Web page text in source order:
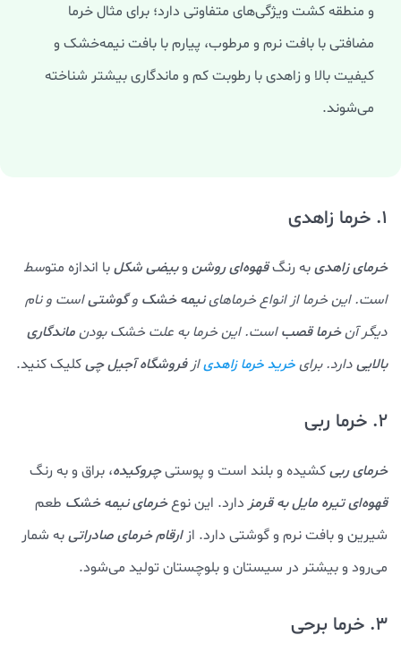
و منطقه کشت ویژگی‌های متفاوتی دارد؛ برای مثال خرما
مضافتی با بافت نرم و مرطوب، پیارم با بافت نیمه‌خشک و
کیفیت بالا و زاهدی با رطوبت کم و ماندگاری بیشتر شناخته
می‌شوند.
1. خرما زاهدی
خرمای زاهدیبه رنگقهوه‌ای روشن وبیضی شکلبا اندازه متوسط
است. این خرما از انواع خرماهاینیمه خشک وگوشتیاست و نام
دیگر آنخرما قصباست. این خرما به علت خشک بودنماندگاری
بالاییدارد. برایخرید خرما زاهدیازفروشگاه آجیل چیکلیک کنید.
2. خرما ربی
خرمای ربیکشیده و بلند است و پوستیچروکیده، براق و به رنگ
قهوه‌ای تیره مایل به قرمز دارد. این نوعخرمای نیمه خشک طعم
شیرین و بافت نرم و گوشتی دارد. ازارقام خرمای صادراتیبه شمار
می‌رود و بیشتر در سیستان و بلوچستان تولید می‌شود.
3. خرما برحی